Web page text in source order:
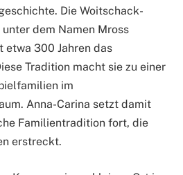
Die Woitschack-
dem Namen Mross
etwa 300 Jahren das
Tradition macht sie zu einer
im
Anna-Carina setzt damit
Familientradition fort, die
erstreckt.